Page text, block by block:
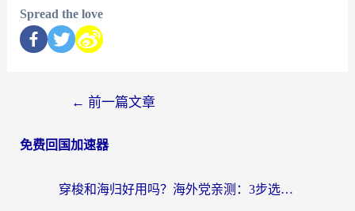
Spread the love
← 前一篇文章
免费回国加速器
穿梭和海归好用吗？海外党亲测：3步选对回国加速器，无缝刷国内剧玩手游